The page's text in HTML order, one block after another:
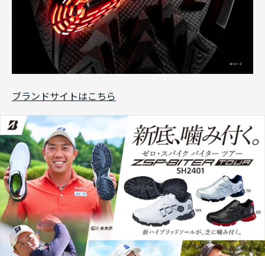
ブランドサイトはこちら